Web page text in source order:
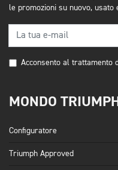
le promozioni su nuovo, usato
Acconsento al trattamento
MONDO
Configuratore
Triumph Approved